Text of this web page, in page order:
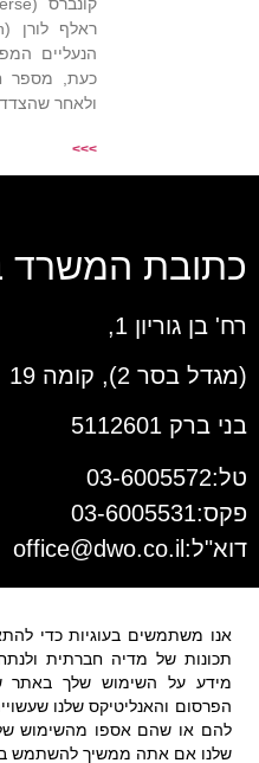
כעת, מספר
ולאחר
>>>
כתובת המשרד
רח' בן גוריון 1,
(מגדל בסר 2), קומה 19
בני ברק 5112601
טל:03-6005572
פקס:03-6005531
דוא"ל: office@dwo.co.il
אנו משתמשים בעוגיות כדי
תכונות של מדיה חברתית
מידע על השימוש שלך באתר
הפרסום והאנליטיקס שלנו
להם או שהם אספו מהשימוש
שלנו אם אתה ממשיך להשתמש